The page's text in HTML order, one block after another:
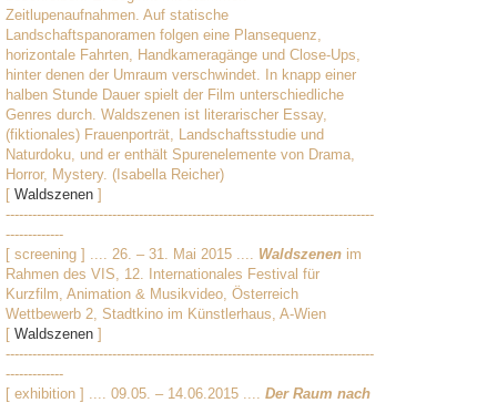
Zeitlupenaufnahmen. Auf statische
Landschaftspanoramen folgen eine Plansequenz,
horizontale Fahrten, Handkameragänge und Close-Ups,
hinter denen der Umraum verschwindet. In knapp einer
halben Stunde Dauer spielt der Film unterschiedliche
Genres durch. Waldszenen ist literarischer Essay,
(fiktionales) Frauenporträt, Landschaftsstudie und
Naturdoku, und er enthält Spurenelemente von Drama,
Horror, Mystery. (Isabella Reicher)
[ Waldszenen ]
-----------------------------------------------------------------------------------
-------------
[ screening ] .... 26. – 31. Mai 2015 .... Waldszenen im
Rahmen des VIS, 12. Internationales Festival für
Kurzfilm, Animation & Musikvideo, Österreich
Wettbewerb 2, Stadtkino im Künstlerhaus, A-Wien
[ Waldszenen ]
-----------------------------------------------------------------------------------
-------------
[ exhibition ] .... 09.05. – 14.06.2015 .... Der Raum nach